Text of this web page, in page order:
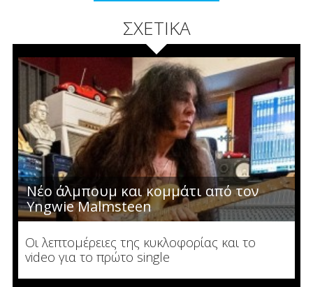
ΣΧΕΤΙΚΑ
Νέο άλμπουμ και κομμάτι από τον
Yngwie Malmsteen
Οι λεπτομέρειες της κυκλοφορίας και το
video για το πρώτο single